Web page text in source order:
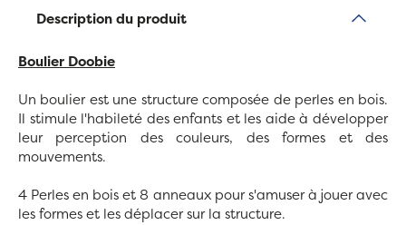
Description du produit
Boulier Doobie
Un boulier est une structure composée de perles en bois.
Il stimule l'habileté des enfants et les aide à développer
leur perception des couleurs, des formes et des
mouvements.
4 Perles en bois et 8 anneaux pour s'amuser à jouer avec
les formes et les déplacer sur la structure.